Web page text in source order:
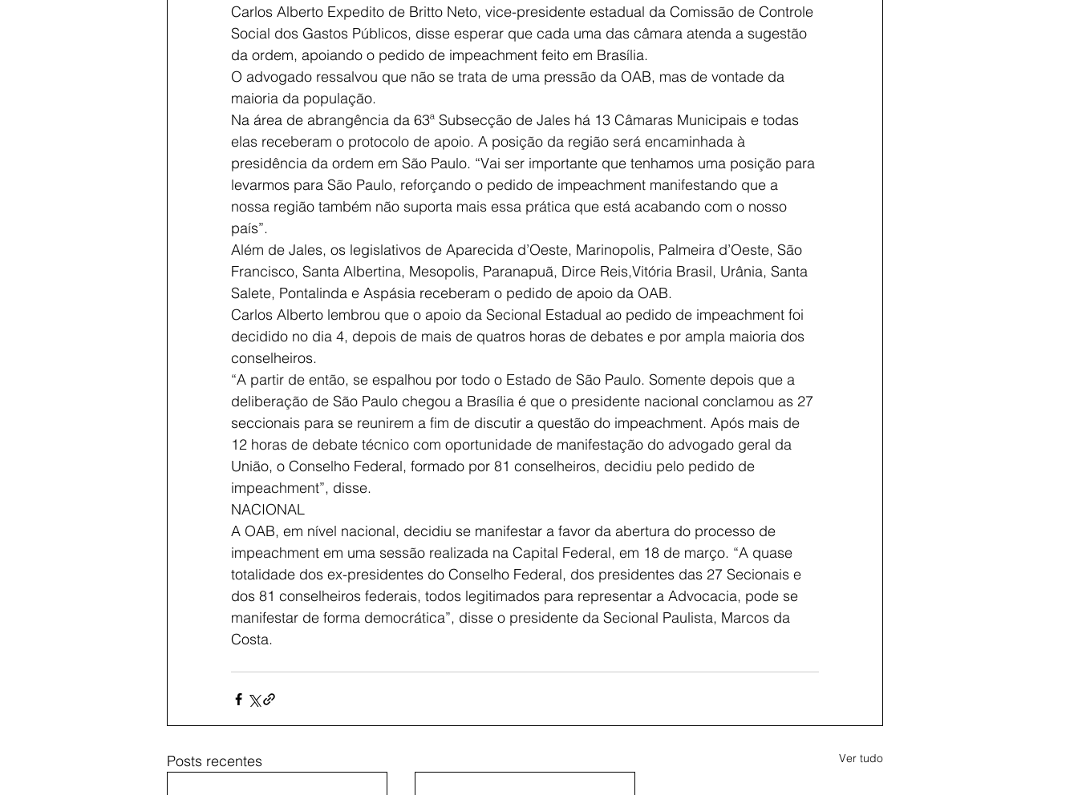
Carlos Alberto Expedito de Britto Neto, vice-presidente estadual da Comissão de Controle
Social dos Gastos Públicos, disse esperar que cada uma das câmara atenda a sugestão
da ordem, apoiando o pedido de impeachment feito em Brasília.
O advogado ressalvou que não se trata de uma pressão da OAB, mas de vontade da
maioria da população.
Na área de abrangência da 63ª Subsecção de Jales há 13 Câmaras Municipais e todas
elas receberam o protocolo de apoio. A posição da região será encaminhada à
presidência da ordem em São Paulo. “Vai ser importante que tenhamos uma posição para
levarmos para São Paulo, reforçando o pedido de impeachment manifestando que a
nossa região também não suporta mais essa prática que está acabando com o nosso
país”.
Além de Jales, os legislativos de Aparecida d’Oeste, Marinopolis, Palmeira d’Oeste, São
Francisco, Santa Albertina, Mesopolis, Paranapuã, Dirce Reis,Vitória Brasil, Urânia, Santa
Salete, Pontalinda e Aspásia receberam o pedido de apoio da OAB.
Carlos Alberto lembrou que o apoio da Secional Estadual ao pedido de impeachment foi
decidido no dia 4, depois de mais de quatros horas de debates e por ampla maioria dos
conselheiros.
“A partir de então, se espalhou por todo o Estado de São Paulo. Somente depois que a
deliberação de São Paulo chegou a Brasília é que o presidente nacional conclamou as 27
seccionais para se reunirem a fim de discutir a questão do impeachment. Após mais de
12 horas de debate técnico com oportunidade de manifestação do advogado geral da
União, o Conselho Federal, formado por 81 conselheiros, decidiu pelo pedido de
impeachment”, disse.
NACIONAL
A OAB, em nível nacional, decidiu se manifestar a favor da abertura do processo de
impeachment em uma sessão realizada na Capital Federal, em 18 de março. “A quase
totalidade dos ex-presidentes do Conselho Federal, dos presidentes das 27 Secionais e
dos 81 conselheiros federais, todos legitimados para representar a Advocacia, pode se
manifestar de forma democrática”, disse o presidente da Secional Paulista, Marcos da
Costa.
Posts recentes Ver tudo